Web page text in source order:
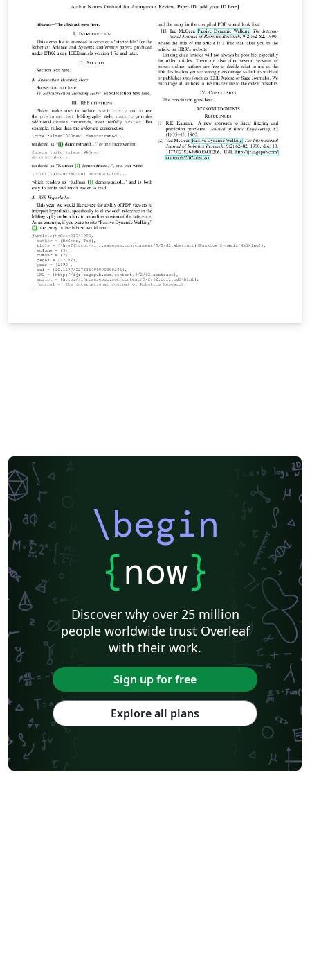
\begin
{now}
Discover why over 25 million
people worldwide trust Overleaf
with their work.
Sign up for free
Explore all plans